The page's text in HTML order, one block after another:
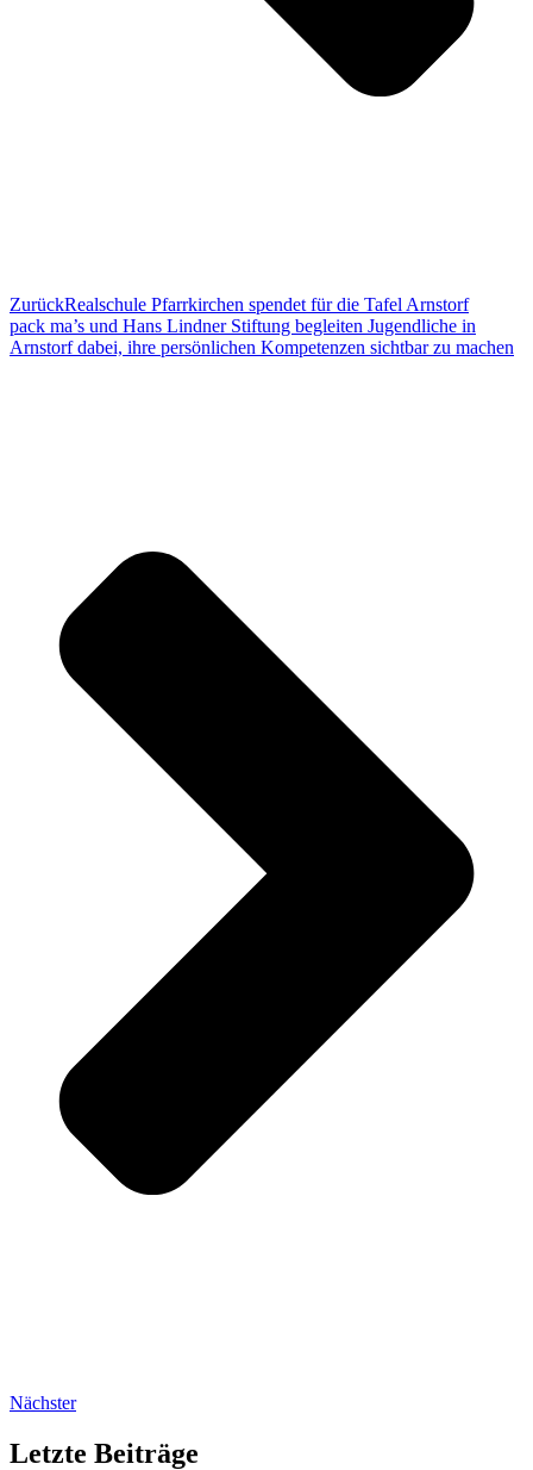
ZurückRealschule Pfarrkirchen spendet für die Tafel Arnstorf
pack ma’s und Hans Lindner Stiftung begleiten Jugendliche in
Arnstorf dabei, ihre persönlichen Kompetenzen sichtbar zu machen
Nächster
Letzte Beiträge